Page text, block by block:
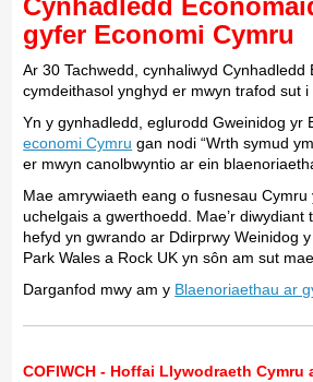
gyfer Economi Cymru
Ar 30 Tachwedd, cynhaliwyd
cymdeithasol ynghyd er mwyn trafod sut
Yn y gynhadledd, eglurodd Gweinidog yr
economi Cymru gan nodi “Wrth symud
er mwyn canolbwyntio ar ein
Mae amrywiaeth eang o fusnesau
uchelgais a gwerthoedd. Mae’r
hefyd yn gwrando ar Ddirprwy Weinidog
Park Wales a Rock UK yn sôn am sut
Darganfod mwy am y Blaenoriaethau ar
COFIWCH - Hoffai Llywodraeth